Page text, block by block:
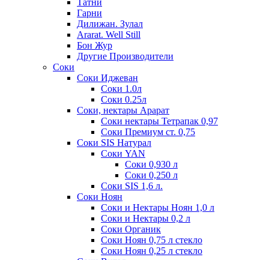
Татни
Гарни
Дилижан. Зулал
Ararat. Well Still
Бон Жур
Другие Производители
Соки
Соки Иджеван
Соки 1.0л
Соки 0.25л
Соки, нектары Арарат
Соки нектары Тетрапак 0,97
Соки Премиум ст. 0,75
Соки SIS Натурал
Соки YAN
Соки 0,930 л
Соки 0,250 л
Соки SIS 1,6 л.
Соки Ноян
Соки и Нектары Ноян 1,0 л
Соки и Нектары 0,2 л
Соки Органик
Соки Ноян 0,75 л стекло
Соки Ноян 0,25 л стекло